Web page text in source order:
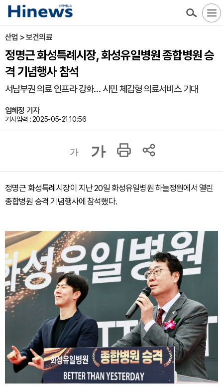
산업 > 보건의료
정명근 화성특례시장, 화성유일병원 종합병원 승
격 기념행사 참석
서남부권 의료 인프라 강화… 시민 체감형 의료서비스 기대
임혜정 기자
기사입력 : 2025-05-21 10:56
가 가
정명근 화성특례시장이 지난 20일 화성유일병원 하늘정원에서 열린
종합병원 승격 기념행사에 참석했다.